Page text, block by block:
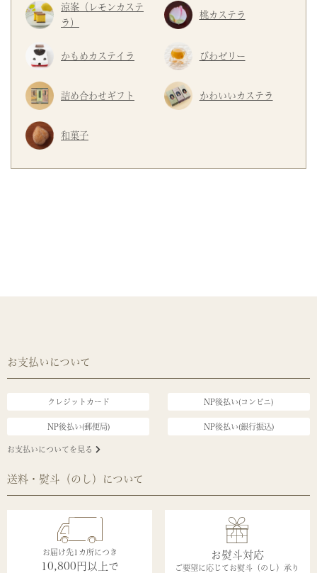
涼峯（レモンカステ
ラ）
桃カステラ
かもめカステイラ びわゼリー
詰め合わせギフト かわいいカステラ
和菓子
お支払いについて
クレジットカード NP後払い(コンビニ)
NP後払い(郵便局) NP後払い(銀行振込)
お支払いについてを見る
送料・熨斗（のし）について
お届け先1カ所につき
10,800円以上で
お熨斗対応
ご要望に応じてお熨斗（のし）承り